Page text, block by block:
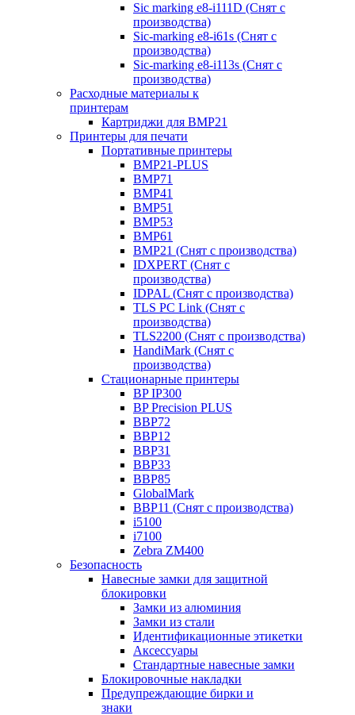
Sic marking e8-i111D (Снят с
производства)
Sic-marking e8-i61s (Снят с
производства)
Sic-marking e8-i113s (Снят с
производства)
Расходные материалы к
принтерам
Картриджи для BMP21
Принтеры для печати
Портативные принтеры
BMP21-PLUS
BMP71
BMP41
BMP51
BMP53
BMP61
BMP21 (Снят с производства)
IDXPERT (Снят с
производства)
IDPAL (Снят с производства)
TLS PC Link (Снят с
производства)
TLS2200 (Снят с производства)
HandiMark (Снят с
производства)
Стационарные принтеры
BP IP300
BP Precision PLUS
BBP72
BBP12
BBP31
BBP33
BBP85
GlobalMark
BBP11 (Снят с производства)
i5100
i7100
Zebra ZM400
Безопасность
Навесные замки для защитной
блокировки
Замки из алюминия
Замки из стали
Идентификационные этикетки
Аксессуары
Стандартные навесные замки
Блокировочные накладки
Предупреждающие бирки и
знаки